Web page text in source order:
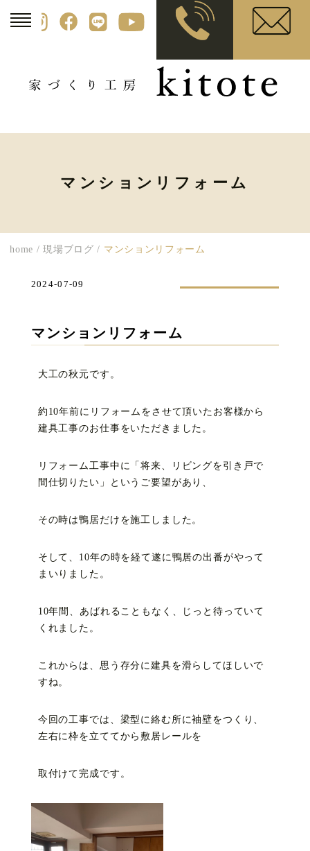
マンションリフォーム
home /現場ブログ / マンションリフォーム
マンションリフォーム
2024-07-09
大工の秋元です。
約10年前にリフォームをさせて頂いたお客様から
建具工事のお仕事をいただきました。
リフォーム工事中に「将来、リビングを引き戸で
間仕切りたい」というご要望があり、
その時は鴨居だけを施工しました。
そして、10年の時を経て遂に鴨居の出番がやって
まいりました。
10年間、あばれることもなく、じっと待っていて
くれました。
これからは、思う存分に建具を滑らしてほしいで
すね。
今回の工事では、梁型に絡む所に袖壁をつくり、
左右に枠を立ててから敷居レールを
取付けて完成です。